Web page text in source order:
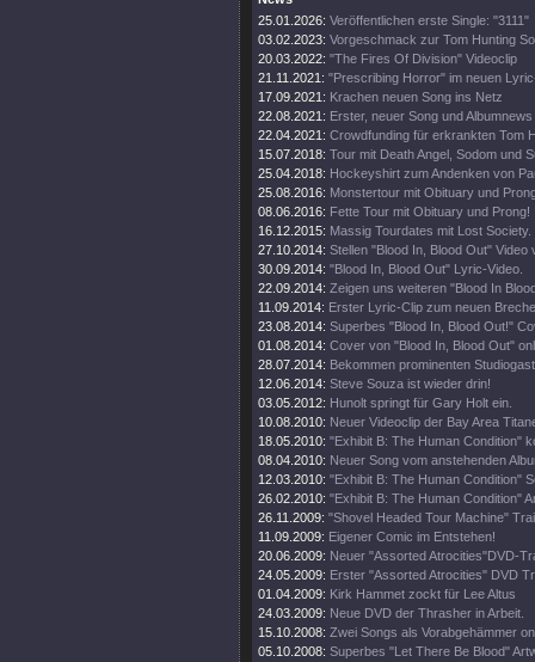
25.01.2026: Veröffentlichen erste Single: "3111"
03.02.2023: Vorgeschmack zur Tom Hunting
20.03.2022: "The Fires Of Division" Videoclip
21.11.2021: "Prescribing Horror" im neuen
17.09.2021: Krachen neuen Song ins Netz
22.08.2021: Erster, neuer Song und Albumnews
22.04.2021: Crowdfunding für erkrankten Tom
15.07.2018: Tour mit Death Angel, Sodom und
25.04.2018: Hockeyshirt zum Andenken von
25.08.2016: Monstertour mit Obituary und
08.06.2016: Fette Tour mit Obituary und Prong!
16.12.2015: Massig Tourdates mit Lost Society.
27.10.2014: Stellen "Blood In, Blood Out" Video
30.09.2014: "Blood In, Blood Out" Lyric-Video.
22.09.2014: Zeigen uns weiteren "Blood In
11.09.2014: Erster Lyric-Clip zum neuen
23.08.2014: Superbes "Blood In, Blood Out!"
01.08.2014: Cover von "Blood In, Blood Out"
28.07.2014: Bekommen prominenten Studiogast
12.06.2014: Steve Souza ist wieder drin!
03.05.2012: Hunolt springt für Gary Holt ein.
10.08.2010: Neuer Videoclip der Bay Area
18.05.2010: "Exhibit B: The Human Condition"
08.04.2010: Neuer Song vom anstehenden
12.03.2010: "Exhibit B: The Human Condition"
26.02.2010: "Exhibit B: The Human Condition"
26.11.2009: "Shovel Headed Tour Machine"
11.09.2009: Eigener Comic im Entstehen!
20.06.2009: Neuer "Assorted Atrocities"DVD-
24.05.2009: Erster "Assorted Atrocities" DVD
01.04.2009: Kirk Hammet zockt für Lee Altus
24.03.2009: Neue DVD der Thrasher in Arbeit.
15.10.2008: Zwei Songs als Vorabgehämmer
05.10.2008: Superbes "Let There Be Blood"